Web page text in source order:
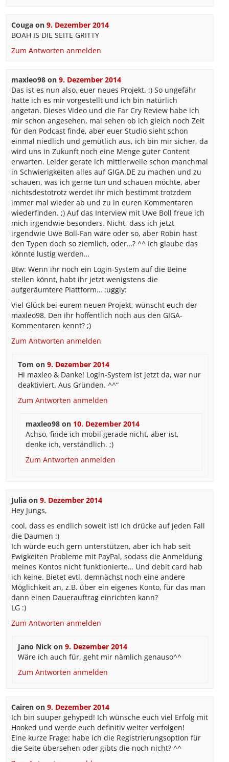
Cougaon 9. Dezember 2014
BOAH IS DIE SEITE GRITTY
Zum Antworten anmelden
maxleo98on 9. Dezember 2014
Das ist es nun also, euer neues Projekt. :) So ungefähr
hatte ich es mir vorgestellt und ich bin natürlich
angetan. Dieses Video und die Far Cry Review habe ich
mir schon angesehen, mal sehen ob ich gleich noch Zeit
für den Podcast finde, aber euer Studio sieht schon
einmal niedlich und gemütlich aus, ich bin mir sicher, da
wird uns in Zukunft noch eine Menge guter Content
erwarten. Leider gerate ich mittlerweile schon manchmal
in Schwierigkeiten alles auf GIGA.DE zu machen und zu
schauen, was ich gerne tun und schauen möchte, aber
nichtsdestotrotz werdet ihr mich bestimmt trotzdem
immer mal wieder ab und zu in euren Kommentaren
wiederfinden. ;) Auf das Interview mit Uwe Boll freue ich
mich irgendwie besonders. Nicht, dass ich jetzt
irgendwie Uwe Boll-Fan wäre oder so, aber Robin hast
den Typen doch so ziemlich, oder…? ^^ Ich glaube das
könnte lustig werden…
Btw: Wenn ihr noch ein Login-System auf die Beine
stellen könnt, habt ihr jetzt wenigstens die
aufgeräumtere Plattform… :uggly:
Viel Glück bei eurem neuen Projekt, wünscht euch der
maxleo98. Den ihr hoffentlich noch aus den GIGA-
Kommentaren kennt? ;)
Zum Antworten anmelden
Tom on9. Dezember 2014
Hi maxleo & Danke! Login-System ist jetzt da, war nur
deaktiviert. Aus Gründen. ^^“
Zum Antworten anmelden
maxleo98 on 10. Dezember 2014
Achso, finde ich mobil gerade nicht, aber ist,
denke ich, verständlich. ;)
Zum Antworten anmelden
Juliaon 9. Dezember 2014
Hey Jungs,
cool, dass es endlich soweit ist! Ich drücke auf jeden Fall
die Daumen :)
Ich würde euch gern unterstützen, aber ich hab seit
Ewigkeiten Probleme mit PayPal, sodass die Anmeldung
meines Kontos nicht funktionierte… Und debit card hab
ich keine. Bietet evtl. demnächst noch eine andere
Möglichkeit an, z.B. über ein eigenes Konto, für das man
dann einen Dauerauftrag einrichten kann?
LG :)
Zum Antworten anmelden
Jano Nick on9. Dezember 2014
Wäre ich auch für, geht mir nämlich genauso^^
Zum Antworten anmelden
Cairenon 9. Dezember 2014
Ich bin suuper gehyped! Ich wünsche euch viel Erfolg mit
Hooked und werde euch definitiv weiter verfolgen!
Eine kurze Frage: habe ich die Registrierungsoption für
die Seite übersehen oder gibts die noch nicht? ^^